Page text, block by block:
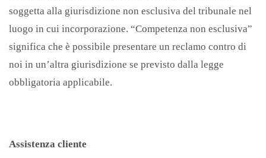
soggetta alla giurisdizione non esclusiva del tribunale nel
luogo in cui incorporazione. “Competenza non esclusiva”
significa che è possibile presentare un reclamo contro di
noi in un’altra giurisdizione se previsto dalla legge
obbligatoria applicabile.
Assistenza cliente